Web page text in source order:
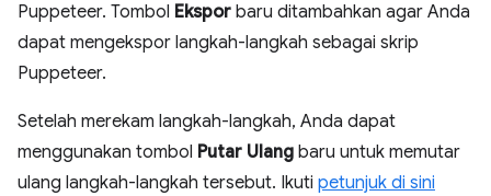
Puppeteer. Tombol Ekspor baru ditambahkan agar Anda
dapat mengekspor langkah-langkah sebagai skrip
Puppeteer.
Setelah merekam langkah-langkah, Anda dapat
menggunakan tombol Putar Ulang baru untuk memutar
ulang langkah-langkah tersebut. Ikuti petunjuk di sini